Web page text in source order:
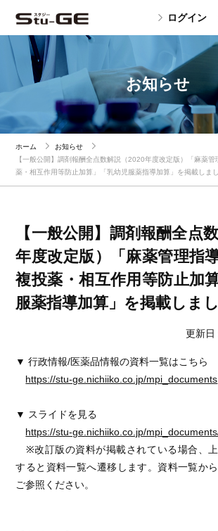
ログイン
お知らせ
ホーム
お知らせ
【一般公開】調剤報酬全点数解説（2020年度改定版）「麻薬
薬・相互作用等防止加算」「乳幼児服薬指導加算」を掲載しま
【一般公開】調剤報酬全点
年度改定版）「麻薬管理指
複投薬・相互作用等防止加
服薬指導加算」を掲載しま
更新日
▼ 行政情報/医薬品情報の資料一覧はこちら
https://stu-ge.nichiiko.co.jp/mpi_documents
▼ スライドを見る
https://stu-ge.nichiiko.co.jp/
※改訂版の資料が掲載されている場合、
すると資料一覧へ遷移します。資料一覧か
ご参照ください。